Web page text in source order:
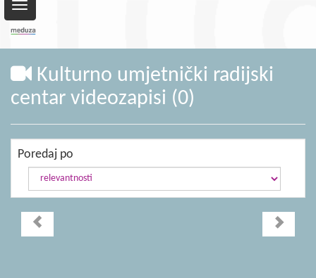
Toggle
navigation
Kulturno umjetnički radijski
centar videozapisi (0)
Poredaj po